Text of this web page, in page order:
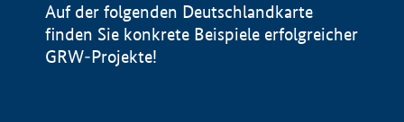
Auf der folgenden Deutschlandkarte
finden Sie konkrete Beispiele erfolgreicher
GRW-Projekte!